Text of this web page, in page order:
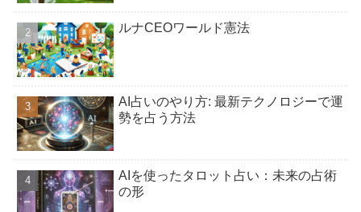
ルナCEOワールド憲法
AI占いのやり方: 最新テクノロジーで運
勢を占う方法
AIを使ったタロット占い：未来の占術
の形